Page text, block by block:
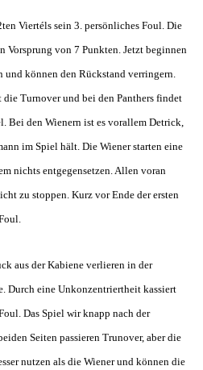
Viertéls sein 3. persönliches Foul. Die
von 7 Punkten. Jetzt beginnen
und können den Rückstand verringern.
Turnover und bei den Panthers findet
Bei den Wienern ist es vorallem Detrick,
im Spiel hält. Die Wiener starten eine
nichts entgegensetzen. Allen voran
zu stoppen. Kurz vor Ende der ersten
aus der Kabiene verlieren in der
Durch eine Unkonzentriertheit kassiert
Das Spiel wir knapp nach der
Seiten passieren Trunover, aber die
nutzen als die Wiener und können die